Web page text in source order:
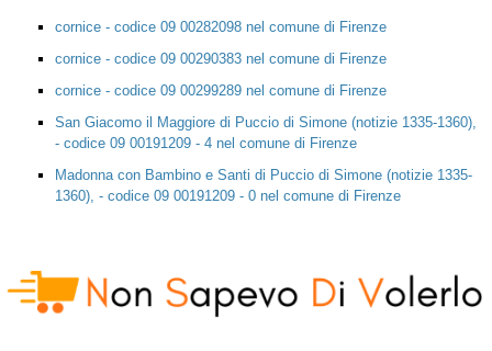
cornice - codice 09 00282098 nel comune di Firenze
cornice - codice 09 00290383 nel comune di Firenze
cornice - codice 09 00299289 nel comune di Firenze
San Giacomo il Maggiore di Puccio di Simone (notizie 1335-1360),
- codice 09 00191209 - 4 nel comune di Firenze
Madonna con Bambino e Santi di Puccio di Simone (notizie 1335-
1360), - codice 09 00191209 - 0 nel comune di Firenze